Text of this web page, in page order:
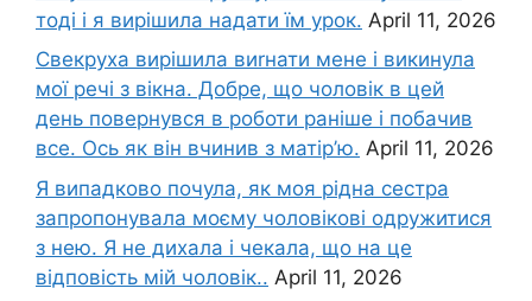
тоді і я вирішила надати їм урок. April 11, 2026
Свекруха вирішила виrнати мене і викинула
мої речі з вікна. Добре, що чоловік в цей
день повернувся в роботи раніше і побачив
все. Ось як він вчинив з матір’ю. April 11, 2026
Я випадково почула, як моя рідна сестра
запропонувала моєму чоловікові одружитися
з нею. Я не дихала і чекала, що на це
відповість мій чоловік.. April 11, 2026